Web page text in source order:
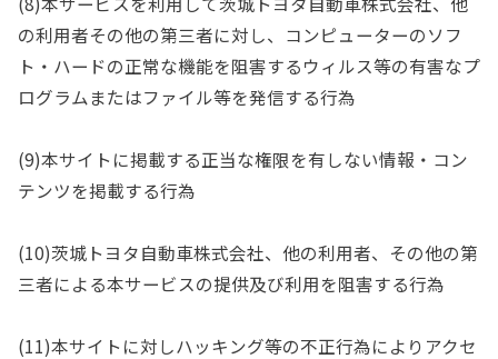
の利用者その他の第三者に対し、コンピューターのソフ
ト・ハードの正常な機能を阻害するウィルス等の有害なプ
ログラムまたはファイル等を発信する行為
(9)本サイトに掲載する正当な権限を有しない情報・コン
テンツを掲載する行為
(10)茨城トヨタ自動車株式会社、他の利用者、その他の第
三者による本サービスの提供及び利用を阻害する行為
(11)本サイトに対しハッキング等の不正行為によりアクセ